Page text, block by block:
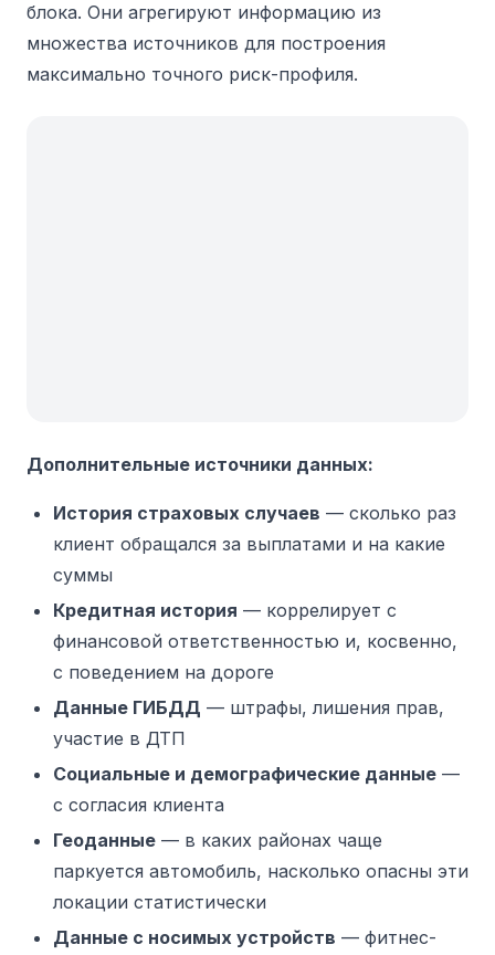
блока. Они агрегируют информацию из
множества источников для построения
максимально точного риск-профиля.
Дополнительные источники данных:
История страховых случаев — сколько раз
клиент обращался за выплатами и на какие
суммы
Кредитная история — коррелирует с
финансовой ответственностью и, косвенно,
с поведением на дороге
Данные ГИБДД — штрафы, лишения прав,
участие в ДТП
Социальные и демографические данные —
с согласия клиента
Геоданные — в каких районах чаще
паркуется автомобиль, насколько опасны эти
локации статистически
Данные с носимых устройств — фитнес-